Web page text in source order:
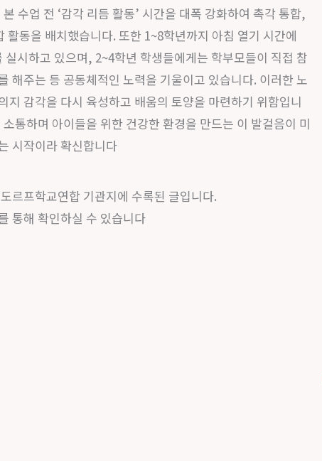
수업 전 ‘감각 리듬 활동’ 시간을 대폭 강화하여 촉각 통합,
활동을 배치했습니다. 또한 1~8학년까지 아침 열기 시간에
시하고 있으며, 2~4학년 학생들에게는 학부모들이 직접 참
해주는 등 공동체적인 노력을 기울이고 있습니다. 이러한 노
지 감각을 다시 육성하고 배움의 토양을 마련하기 위함입니
통하며 아이들을 위한 건강한 환경을 만드는 이 발걸음이 미
시작이라 확신합니다
르프학교연합 기관지에 수록된 글입니다.
통해 확인하실 수 있습니다